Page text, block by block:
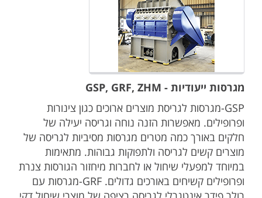
מגרסות ייעודיות - GSP, GRF, ZHM
GSP-מגרסות לגריסת מוצרים ארוכים כגון צינורות
ופרופילים. מאפשרות הזנה נוחה וגריסה יעילה של
חלקים באורך כמה מטרים מגרסות מסיביות לגריסה של
מוצרים קשים לגריסה ולתפוקות גבוהות. מתאימות
במיוחד למפעלי שיחול או לחברות מיחזור הגורסות צנרת
ופרופילים קשיחים באורכים גדולים. GRF-מגרסות עם